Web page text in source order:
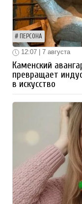
ПЕРСОНА
12:07 | 7 августа
Каменский
превращает
в искусство